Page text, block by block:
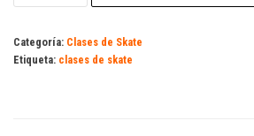
SKATE
EN
Categoría: Clases de Skate
Etiqueta: clases de skate